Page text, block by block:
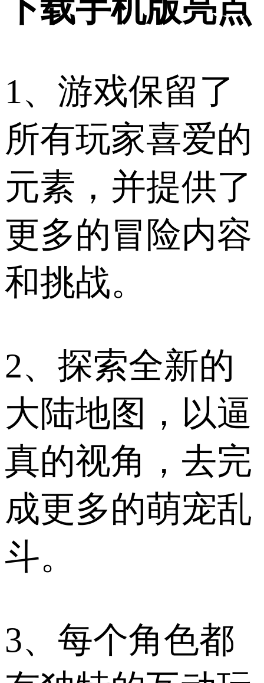
下载手机版亮点
1、游戏保留了
所有玩家喜爱的
元素，并提供了
更多的冒险内容
和挑战。
2、探索全新的
大陆地图，以逼
真的视角，去完
成更多的萌宠乱
斗。
3、每个角色都